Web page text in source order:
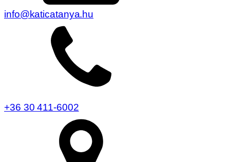
info@katicatanya.hu
+36 30 411-6002